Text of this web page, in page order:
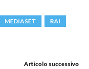
MEDIASET
RAI
Articolo successivo